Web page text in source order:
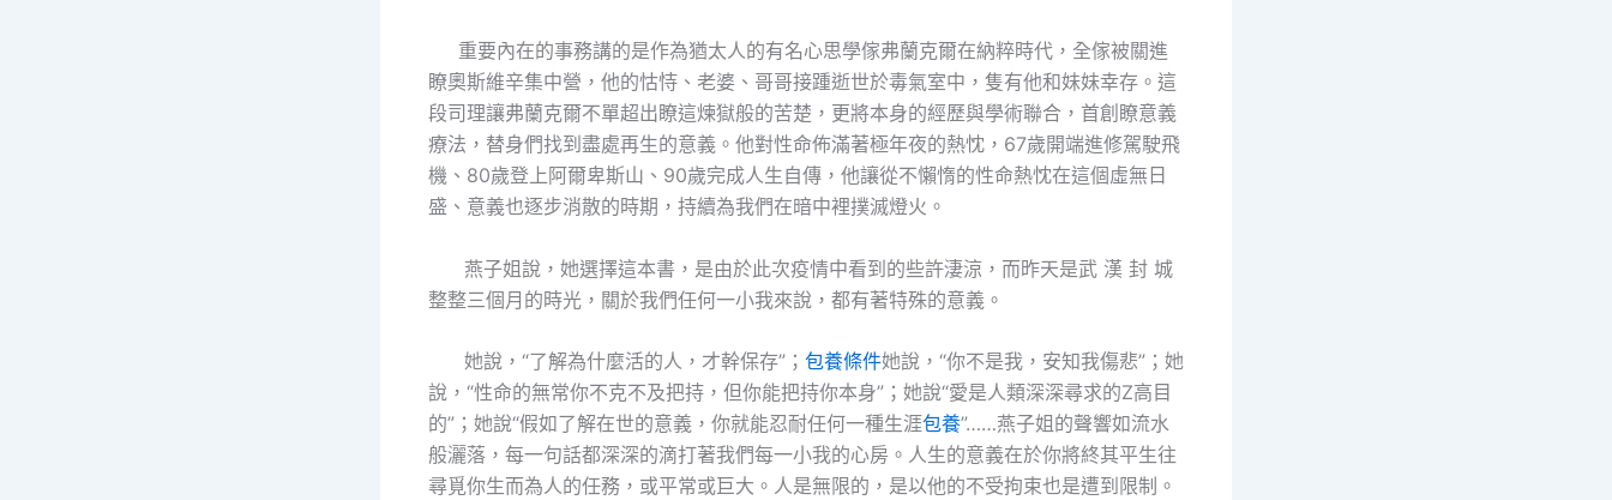
重要內在的事務講的是作為猶太人的有名心思學傢弗蘭克爾在納粹時代，全傢被關進
瞭奧斯維辛集中營，他的怙恃、老婆、哥哥接踵逝世於毒氣室中，隻有他和妹妹幸存。這
段司理讓弗蘭克爾不單超出瞭這煉獄般的苦楚，更將本身的經歷與學術聯合，首創瞭意義
療法，替身們找到盡處再生的意義。他對性命佈滿著極年夜的熱忱，67歲開端進修駕駛飛
機、80歲登上阿爾卑斯山、90歲完成人生自傳，他讓從不懶惰的性命熱忱在這個虛無日
盛、意義也逐步消散的時期，持續為我們在暗中裡撲滅燈火。
燕子姐說，她選擇這本書，是由於此次疫情中看到的些許淒涼，而昨天是武 漢 封 城
整整三個月的時光，關於我們任何一小我來說，都有著特殊的意義。
她說，“了解為什麼活的人，才幹保存”； 包養條件她說，“你不是我，安知我傷悲”；她
說，“性命的無常你不克不及把持，但你能把持你本身”；她說“愛是人類深深尋求的Z高目
的”；她說“假如了解在世的意義，你就能忍耐任何一種生涯包養”……燕子姐的聲響如流水
般灑落，每一句話都深深的滴打著我們每一小我的心房。人生的意義在於你將終其平生往
尋覓你生而為人的任務，或平常或巨大。人是無限的，是以他的不受拘束也是遭到限制。